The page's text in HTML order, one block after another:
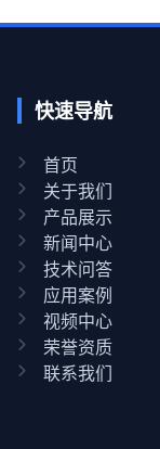
快速导航
首页
关于我们
产品展示
新闻中心
技术问答
应用案例
视频中心
荣誉资质
联系我们